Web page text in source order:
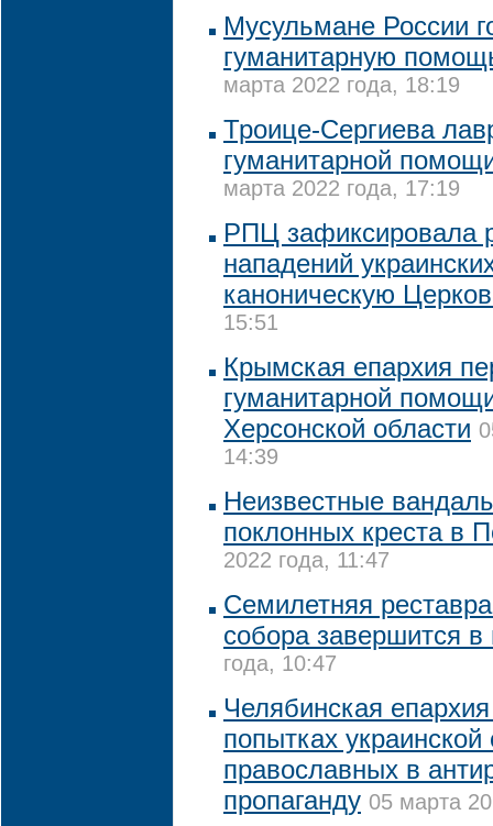
Мусульмане России
гуманитарную
марта 2022 года, 18:19
Троице-Сергиева
гуманитарной
марта 2022 года, 17:19
РПЦ зафиксировала
нападений
каноническую
15:51
Крымская епархия
гуманитарной
Херсонской области
14:39
Неизвестные
поклонных креста в
2022 года, 11:47
Семилетняя
собора завершится
года, 10:47
Челябинская
попытках украинской
православных в
пропаганду 05 марта